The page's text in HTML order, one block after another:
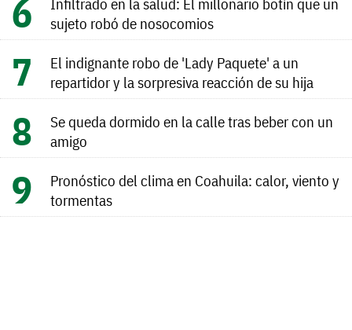
sujeto robó de nosocomios
El indignante robo de 'Lady Paquete' a un
repartidor y la sorpresiva reacción de su hija
Se queda dormido en la calle tras beber con un
amigo
Pronóstico del clima en Coahuila: calor, viento y
tormentas